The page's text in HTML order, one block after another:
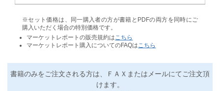
※セット価格は、同一購入者の方が書籍とPDFの両方を同時にご
購入いただく場合の特別価格です。
マーケットレポートの販売規約は こちら
マーケットレポート購入についてのFAQは こちら
書籍のみをご注文される方は、ＦＡＸまたはメールにてご注文頂
けます。